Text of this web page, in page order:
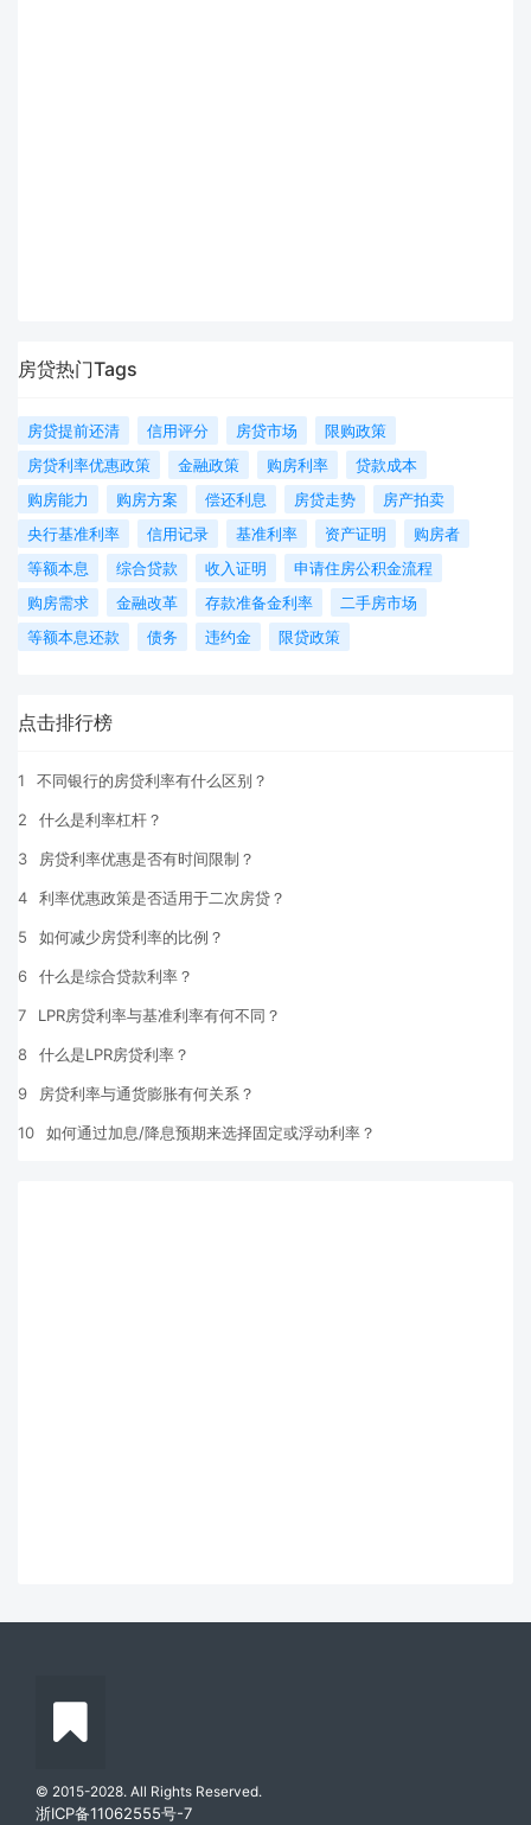
房贷热门Tags
房贷提前还清 信用评分 房贷市场
限购政策
房贷利率优惠政策
金融政策 购房利率
贷款成本
购房能力
购房方案 偿还利息 房贷走势
房产拍卖
央行基准利率
信用记录 基准利率 资产证明
购房者
等额本息
综合贷款 收入证明
申请住房公积金流程
购房需求
金融改革 存款准备金利率
二手房市场
等额本息还款
债务 违约金 限贷政策
点击排行榜
1 不同银行的房贷利率有什么区别？
2 什么是利率杠杆？
3 房贷利率优惠是否有时间限制？
4 利率优惠政策是否适用于二次房贷？
5 如何减少房贷利率的比例？
6 什么是综合贷款利率？
7 LPR房贷利率与基准利率有何不同？
8 什么是LPR房贷利率？
9 房贷利率与通货膨胀有何关系？
10 如何通过加息/降息预期来选择固定或浮动利率？
© 2015-2028. All Rights Reserved.
浙ICP备11062555号-7